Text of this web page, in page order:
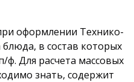
оформлении Технико-
в состав которых
ф. Для расчета массовых
знать, содержит